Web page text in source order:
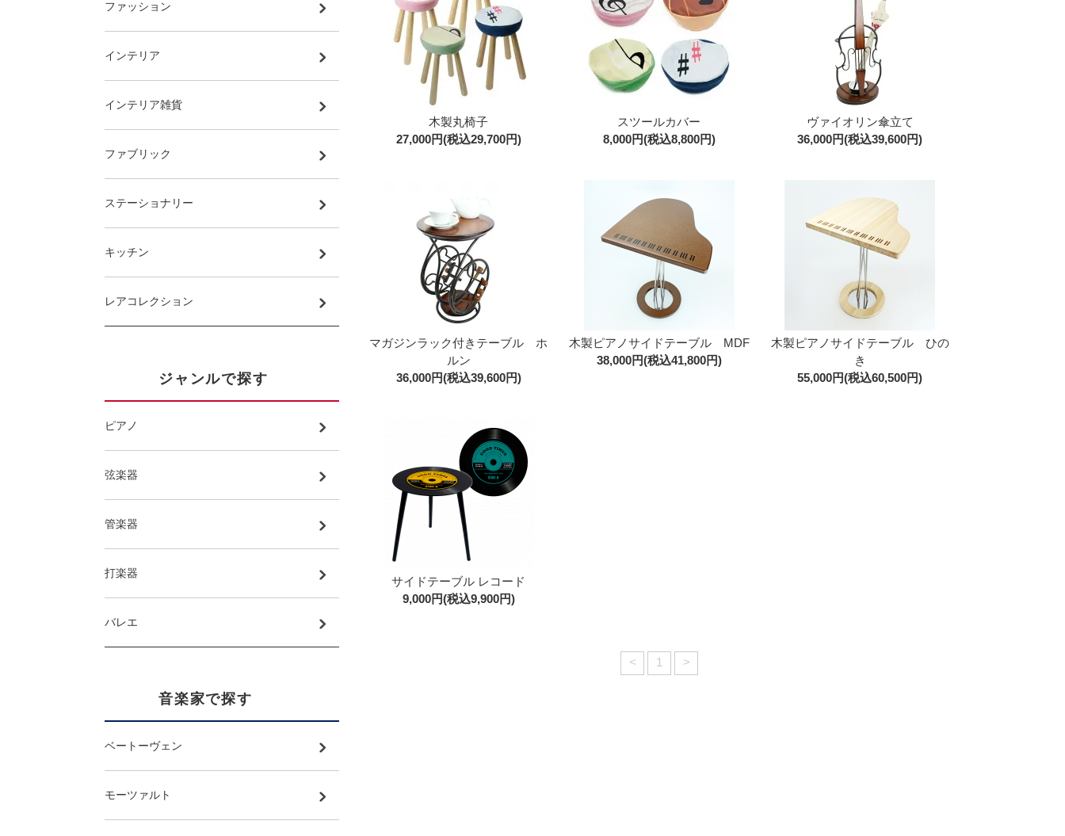
木製丸椅子
27,000円(税込29,700円)
スツールカバー
8,000円(税込8,800円)
ヴァイオリン傘立て
36,000円(税込39,600円)
マガジンラック付きテーブル ホ
ルン
36,000円(税込39,600円)
木製ピアノサイドテーブル MDF
38,000円(税込41,800円)
木製ピアノサイドテーブル ひの
き
55,000円(税込60,500円)
サイドテーブル レコード
9,000円(税込9,900円)
< 1 >
ファッション
インテリア
インテリア雑貨
ファブリック
ステーショナリー
キッチン
レアコレクション
ジャンルで探す
ピアノ
弦楽器
管楽器
打楽器
バレエ
音楽家で探す
ベートーヴェン
モーツァルト